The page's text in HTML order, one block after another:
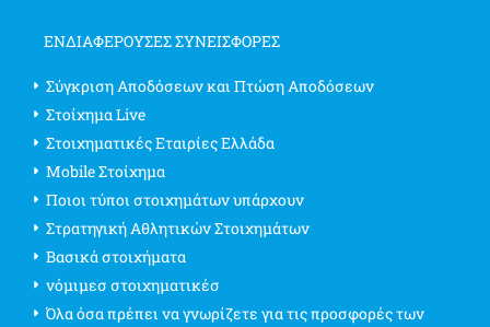
ΕΝΔΙΑΦΈΡΟΥΣΕΣ ΣΥΝΕΙΣΦΟΡΈΣ
Σύγκριση Αποδόσεων και Πτώση Αποδόσεων
Στοίχημα Live
Στοιχηματικές Εταιρίες Ελλάδα
Mobile Στοίχημα
Ποιοι τύποι στοιχημάτων υπάρχουν
Στρατηγική Αθλητικών Στοιχημάτων
Βασικά στοιχήματα
νόμιμεσ στοιχηματικέσ
Όλα όσα πρέπει να γνωρίζετε για τις προσφορές των